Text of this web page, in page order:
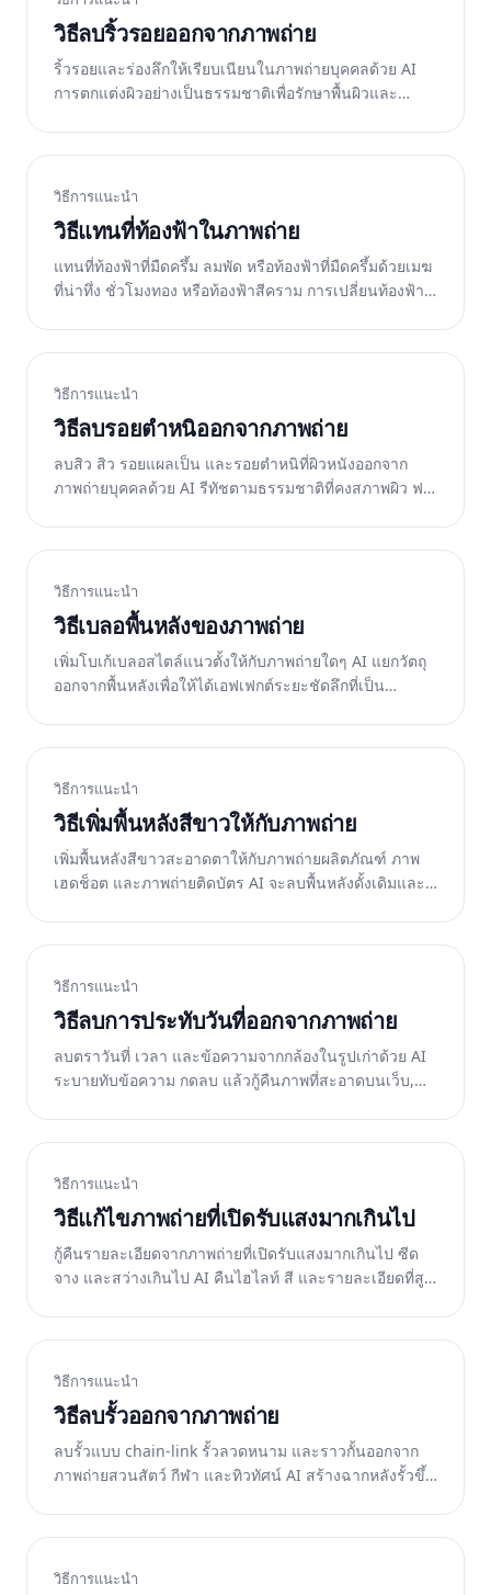
วิธีลบริ้วรอยออกจากภาพถ่าย
ริ้วรอยและร่องลึกให้เรียบเนียนในภาพถ่ายบุคคลด้วย AI
การตกแต่งผิวอย่างเป็นธรรมชาติเพื่อรักษาพื้นผิวและ
วิธีการแนะนำ
วิธีแทนที่ท้องฟ้าในภาพถ่าย
แทนที่ท้องฟ้าที่มืดครึ้ม ลมพัด หรือท้องฟ้าที่มืดครึ้มด้วยเมฆ
ที่น่าทึ่ง ชั่วโมงทอง หรือท้องฟ้าสีคราม การเปลี่ยนท้องฟ้า
วิธีการแนะนำ
วิธีลบรอยตำหนิออกจากภาพถ่าย
ลบสิว สิว รอยแผลเป็น และรอยตำหนิที่ผิวหนังออกจาก
ภาพถ่ายบุคคลด้วย AI รีทัชตามธรรมชาติที่คงสภาพผิว ฟรี
วิธีการแนะนำ
วิธีเบลอพื้นหลังของภาพถ่าย
เพิ่มโบเก้เบลอสไตล์แนวตั้งให้กับภาพถ่ายใดๆ AI แยกวัตถุ
ออกจากพื้นหลังเพื่อให้ได้เอฟเฟกต์ระยะชัดลึกที่เป็น
วิธีการแนะนำ
วิธีเพิ่มพื้นหลังสีขาวให้กับภาพถ่าย
เพิ่มพื้นหลังสีขาวสะอาดตาให้กับภาพถ่ายผลิตภัณฑ์ ภาพ
เฮดช็อต และภาพถ่ายติดบัตร AI จะลบพื้นหลังดั้งเดิมและ
วิธีการแนะนำ
วิธีลบการประทับวันที่ออกจากภาพถ่าย
ลบตราวันที่ เวลา และข้อความจากกล้องในรูปเก่าด้วย AI
ระบายทับข้อความ กดลบ แล้วกู้คืนภาพที่สะอาดบนเว็บ,
วิธีการแนะนำ
วิธีแก้ไขภาพถ่ายที่เปิดรับแสงมากเกินไป
กู้คืนรายละเอียดจากภาพถ่ายที่เปิดรับแสงมากเกินไป ซีด
จาง และสว่างเกินไป AI คืนไฮไลท์ สี และรายละเอียดที่สูญ
วิธีการแนะนำ
วิธีลบรั้วออกจากภาพถ่าย
ลบรั้วแบบ chain-link รั้วลวดหนาม และราวกั้นออกจาก
ภาพถ่ายสวนสัตว์ กีฬา และทิวทัศน์ AI สร้างฉากหลังรั้วขึ้น
วิธีการแนะนำ